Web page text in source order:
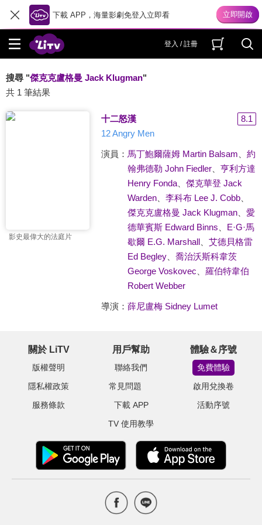
下載 APP，海量影劇免登入立即看
登入 / 註冊
搜尋 "傑克克盧格曼 Jack Klugman"
共 1 筆結果
影史最偉大的法庭片
十二怒漢
8.1
12 Angry Men
演員： 馬丁鮑爾薩姆 Martin Balsam
約
翰弗德勒 John Fiedler、 亨利方達
Henry Fonda、 傑克華登 Jack
Warden、 李科布 Lee J. Cobb、
傑克克盧格曼 Jack Klugman、 愛
德華賓斯 Edward Binns
E·G·馬
歇爾 E.G. Marshall、 艾德貝格雷
Ed Begley、 喬治沃斯科韋茨
George Voskovec
羅伯特韋伯
Robert Webber
導演： 薛尼盧梅 Sidney Lumet
關於 LiTV
版權聲明
隱私權政策
服務條款
用戶幫助
聯絡我們
常見問題
下載 APP
TV 使用教學
體驗＆序號
免費體驗
啟用兌換卷
活動序號